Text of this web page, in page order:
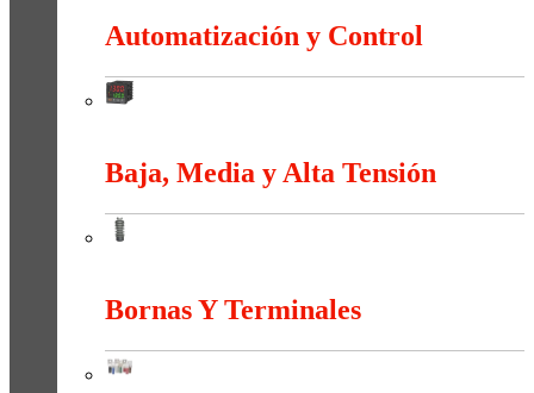
Automatización y Control
Baja, Media y Alta Tensión
Bornas Y Terminales